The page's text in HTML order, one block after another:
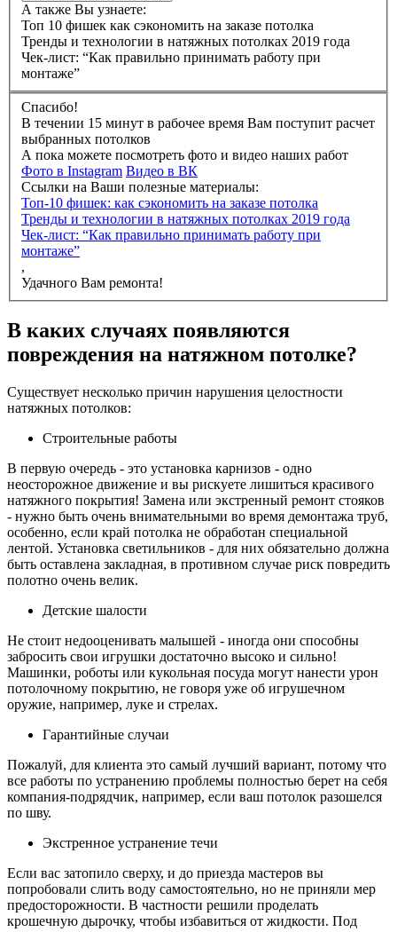
А также Вы узнаете:
Топ 10 фишек как сэкономить на заказе потолка
Тренды и технологии в натяжных потолках 2019 года
Чек-лист: “Как правильно принимать работу при
монтаже”
Спасибо!
В течении 15 минут в рабочее время Вам поступит расчет
выбранных потолков
А пока можете посмотреть фото и видео наших работ
Фото в Instagram Видео в ВК
Ссылки на Ваши полезные материалы:
Топ-10 фишек: как сэкономить на заказе потолка
Тренды и технологии в натяжных потолках 2019 года
Чек-лист: “Как правильно принимать работу при
монтаже”
,
Удачного Вам ремонта!
В каких случаях появляются
повреждения на натяжном потолке?
Существует несколько причин нарушения целостности
натяжных потолков:
Строительные работы
В первую очередь - это установка карнизов - одно
неосторожное движение и вы рискуете лишиться красивого
натяжного покрытия! Замена или экстренный ремонт стояков
- нужно быть очень внимательными во время демонтажа труб,
особенно, если край потолка не обработан специальной
лентой. Установка светильников - для них обязательно должна
быть оставлена закладная, в противном случае риск повредить
полотно очень велик.
Детские шалости
Не стоит недооценивать малышей - иногда они способны
забросить свои игрушки достаточно высоко и сильно!
Машинки, роботы или кукольная посуда могут нанести урон
потолочному покрытию, не говоря уже об игрушечном
оружие, например, луке и стрелах.
Гарантийные случаи
Пожалуй, для клиента это самый лучший вариант, потому что
все работы по устранению проблемы полностью берет на себя
компания-подрядчик, например, если ваш потолок разошелся
по шву.
Экстренное устранение течи
Если вас затопило сверху, и до приезда мастеров вы
попробовали слить воду самостоятельно, но не приняли мер
предосторожности. В частности решили проделать
крошечную дырочку, чтобы избавиться от жидкости. Под